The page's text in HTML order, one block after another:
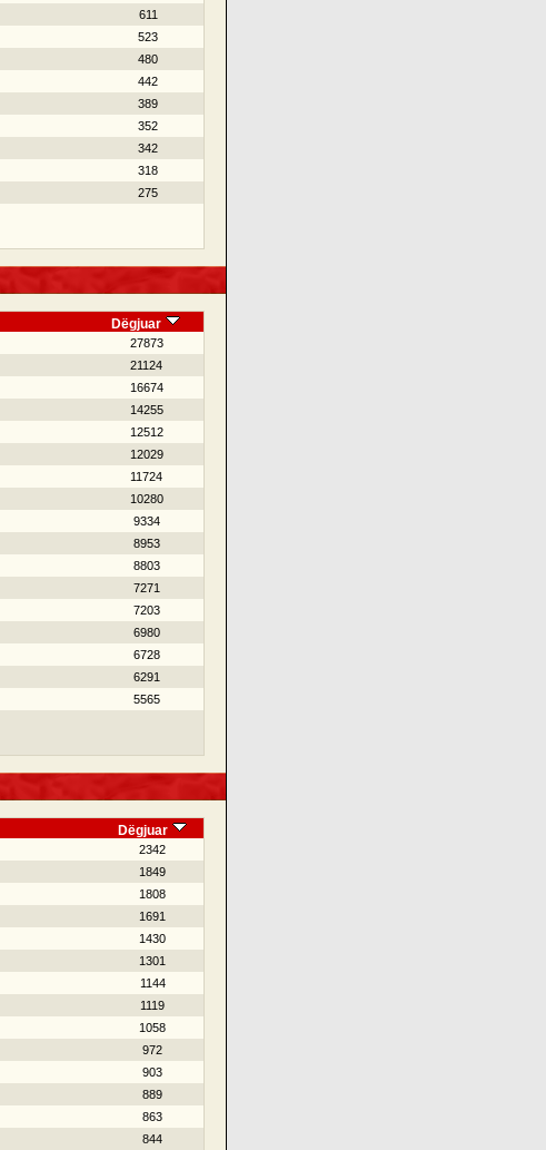
611
523
480
442
389
352
342
318
275
Dëgjuar
27873
21124
16674
14255
12512
12029
11724
10280
9334
8953
8803
7271
7203
6980
6728
6291
5565
Dëgjuar
2342
1849
1808
1691
1430
1301
1144
1119
1058
972
903
889
863
844